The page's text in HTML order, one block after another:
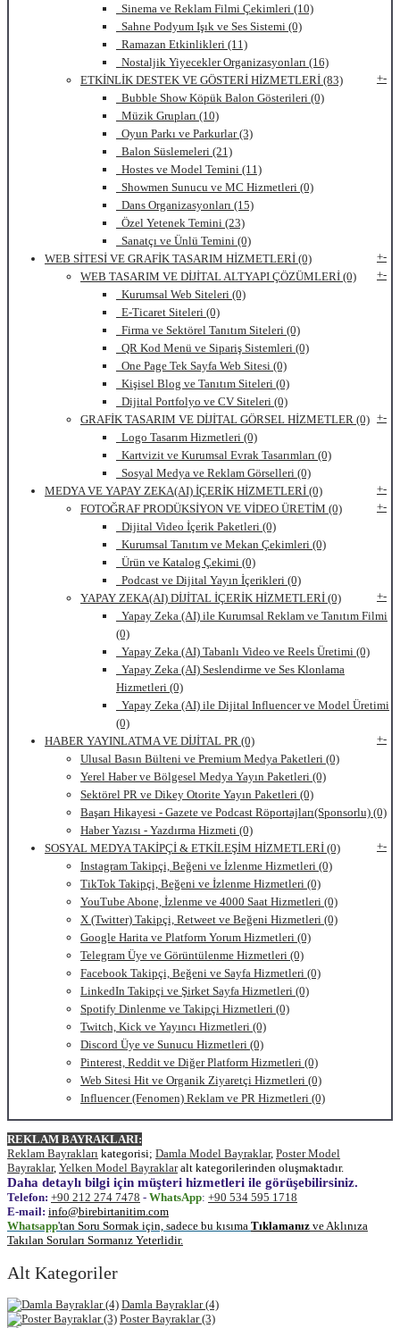
Sinema ve Reklam Filmi Çekimleri (10)
Sahne Podyum Işık ve Ses Sistemi (0)
Ramazan Etkinlikleri (11)
Nostaljik Yiyecekler Organizasyonları (16)
ETKİNLİK DESTEK VE GÖSTERİ HİZMETLERİ (83)
+-
Bubble Show Köpük Balon Gösterileri (0)
Müzik Grupları (10)
Oyun Parkı ve Parkurlar (3)
Balon Süslemeleri (21)
Hostes ve Model Temini (11)
Showmen Sunucu ve MC Hizmetleri (0)
Dans Organizasyonları (15)
Özel Yetenek Temini (23)
Sanatçı ve Ünlü Temini (0)
WEB SİTESİ VE GRAFİK TASARIM HİZMETLERİ (0)
+-
WEB TASARIM VE DİJİTAL ALTYAPI ÇÖZÜMLERİ (0)
+-
Kurumsal Web Siteleri (0)
E-Ticaret Siteleri (0)
Firma ve Sektörel Tanıtım Siteleri (0)
QR Kod Menü ve Sipariş Sistemleri (0)
One Page Tek Sayfa Web Sitesi (0)
Kişisel Blog ve Tanıtım Siteleri (0)
Dijital Portfolyo ve CV Siteleri (0)
GRAFİK TASARIM VE DİJİTAL GÖRSEL HİZMETLER (0) +-
Logo Tasarım Hizmetleri (0)
Kartvizit ve Kurumsal Evrak Tasarımları (0)
Sosyal Medya ve Reklam Görselleri (0)
MEDYA VE YAPAY ZEKA(AI) İÇERİK HİZMETLERİ (0)
+-
FOTOĞRAF PRODÜKSİYON VE VİDEO ÜRETİM (0)
+-
Dijital Video İçerik Paketleri (0)
Kurumsal Tanıtım ve Mekan Çekimleri (0)
Ürün ve Katalog Çekimi (0)
Podcast ve Dijital Yayın İçerikleri (0)
YAPAY ZEKA(AI) DİJİTAL İÇERİK HİZMETLERİ (0)
+-
Yapay Zeka (AI) ile Kurumsal Reklam ve Tanıtım Filmi
(0)
Yapay Zeka (AI) Tabanlı Video ve Reels Üretimi (0)
Yapay Zeka (AI) Seslendirme ve Ses Klonlama
Hizmetleri (0)
Yapay Zeka (AI) ile Dijital Influencer ve Model Üretimi
(0)
HABER YAYINLATMA VE DİJİTAL PR (0)
+-
Ulusal Basın Bülteni ve Premium Medya Paketleri (0)
Yerel Haber ve Bölgesel Medya Yayın Paketleri (0)
Sektörel PR ve Dikey Otorite Yayın Paketleri (0)
Başarı Hikayesi - Gazete ve Podcast Röportajları(Sponsorlu) (0)
Haber Yazısı - Yazdırma Hizmeti (0)
SOSYAL MEDYA TAKİPÇİ & ETKİLEŞİM HİZMETLERİ (0)
+-
Instagram Takipçi, Beğeni ve İzlenme Hizmetleri (0)
TikTok Takipçi, Beğeni ve İzlenme Hizmetleri (0)
YouTube Abone, İzlenme ve 4000 Saat Hizmetleri (0)
X (Twitter) Takipçi, Retweet ve Beğeni Hizmetleri (0)
Google Harita ve Platform Yorum Hizmetleri (0)
Telegram Üye ve Görüntülenme Hizmetleri (0)
Facebook Takipçi, Beğeni ve Sayfa Hizmetleri (0)
LinkedIn Takipçi ve Şirket Sayfa Hizmetleri (0)
Spotify Dinlenme ve Takipçi Hizmetleri (0)
Twitch, Kick ve Yayıncı Hizmetleri (0)
Discord Üye ve Sunucu Hizmetleri (0)
Pinterest, Reddit ve Diğer Platform Hizmetleri (0)
Web Sitesi Hit ve Organik Ziyaretçi Hizmetleri (0)
Influencer (Fenomen) Reklam ve PR Hizmetleri (0)
REKLAM BAYRAKLARI:
Reklam Bayrakları kategorisi; Damla Model Bayraklar, Poster Model
Bayraklar, Yelken Model Bayraklaralt kategorilerinden oluşmaktadır.
Daha detaylı bilgi için müşteri hizmetleri ile görüşebilirsiniz.
Telefon: +90 212 274 7478 - WhatsApp: +90 534 595 1718
E-mail: info@birebirtanitim.com
Whatsapp'tan Soru Sormak için, sadece bu kısıma Tıklamanız ve Aklınıza
Takılan Soruları Sormanız Yeterlidir.
Alt Kategoriler
Damla Bayraklar (4)
Poster Bayraklar (3)